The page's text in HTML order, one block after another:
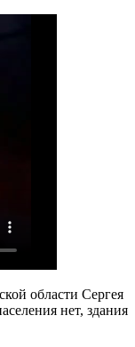
области Сергея
нет, здания